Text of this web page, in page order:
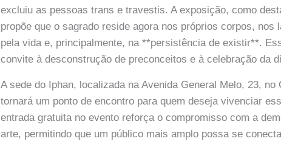
excluiu as pessoas trans e travestis. A exposição, como
propõe que o sagrado reside agora nos próprios corpos,
pela vida e, principalmente, na **persistência de existir**.
convite à desconstrução de preconceitos e à celebração da
A sede do Iphan, localizada na Avenida General Melo, 23,
tornará um ponto de encontro para quem deseja vivenciar
entrada gratuita no evento reforça o compromisso com a
arte, permitindo que um público mais amplo possa se